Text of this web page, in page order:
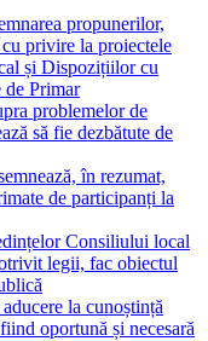
propunerilor,
privire la proiectele
și Dispozițiilor cu
de Primar
problemelor de
să fie dezbătute de
în rezumat,
de participanți la
Consiliului local
legii, fac obiectul
la cunoștință
oportună și necesară